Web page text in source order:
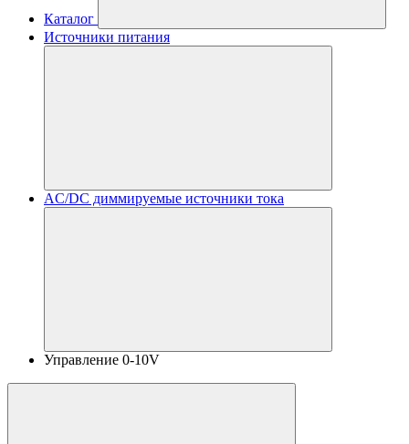
Каталог
Источники питания
AC/DC диммируемые источники тока
Управление 0-10V